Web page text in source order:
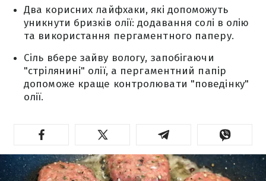
Два корисних лайфхаки, які допоможуть
уникнути бризків олії: додавання солі в олію
та використання пергаментного паперу.
Сіль вбере зайву вологу, запобігаючи
"стрілянині" олії, а пергаментний папір
допоможе краще контролювати "поведінку"
олії.